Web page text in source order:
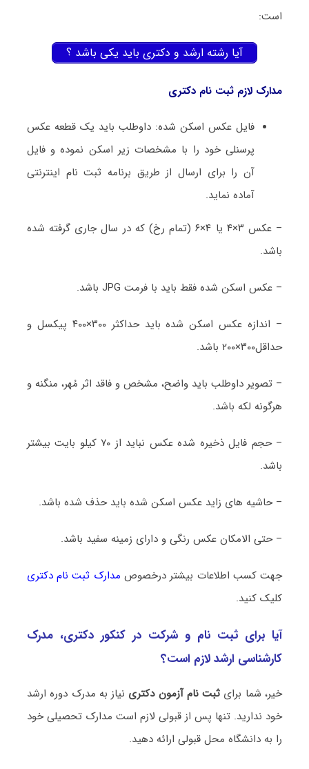
است:
آیا رشته ارشد و دکتری باید یکی باشد ؟
مدارک لازم ثبت نام دکتری
فایل عکس اسکن شده: داوطلب باید یک قطعه عکس
پرسنلی خود را با مشخصات زیر اسکن نموده و فایل
آن را برای ارسال از طریق برنامه ثبت نام اینترنتی
آماده نماید.
– عکس ۳×۴ یا ۴×۶ (تمام رخ) که در سال جاری گرفته شده
باشد.
– عکس اسکن شده فقط باید با فرمت JPG باشد.
– اندازه عکس اسکن شده باید حداکثر ۳۰۰×۴۰۰ پیکسل و
حداقل۳۰۰×۲۰۰ باشد.
– تصویر داوطلب باید واضح، مشخص و فاقد اثر مُهر، منگنه و
هرگونه لکه باشد.
– حجم فایل ذخیره شده عکس نباید از ۷۰ کیلو بایت بیشتر
باشد.
– حاشیه های زاید عکس اسکن شده باید حذف شده باشد.
– حتی الامکان عکس رنگی و دارای زمینه سفید باشد.
جهت کسب اطلاعات بیشتر درخصوص مدارک ثبت نام دکتری
کلیک کنید.
آیا برای ثبت نام و شرکت در کنکور دکتری، مدرک
کارشناسی ارشد لازم است؟
خیر، شما برای ثبت نام آزمون دکتری نیاز به مدرک دوره ارشد
خود ندارید. تنها پس از قبولی لازم است مدارک تحصیلی خود
را به دانشگاه محل قبولی ارائه دهید.